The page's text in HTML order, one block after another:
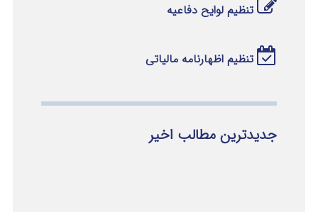
تنظیم لوایح دفاعیه
تنظیم اظهارنامه مالیاتی
جدیدترین مطالب اخیر